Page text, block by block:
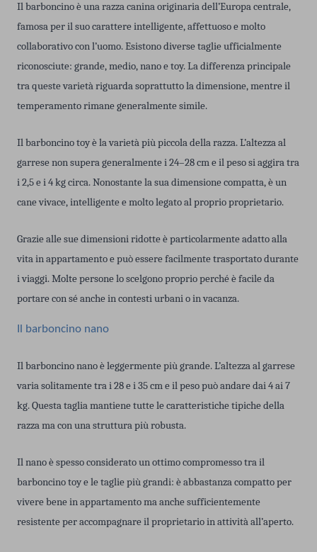
Il barboncino è una razza canina originaria dell’Europa centrale,
famosa per il suo carattere intelligente, affettuoso e molto
collaborativo con l’uomo. Esistono diverse taglie ufficialmente
riconosciute: grande, medio, nano e toy. La differenza principale
tra queste varietà riguarda soprattutto la dimensione, mentre il
temperamento rimane generalmente simile.
Il barboncino toy è la varietà più piccola della razza. L’altezza al
garrese non supera generalmente i 24–28 cm e il peso si aggira tra
i 2,5 e i 4 kg circa. Nonostante la sua dimensione compatta, è un
cane vivace, intelligente e molto legato al proprio proprietario.
Grazie alle sue dimensioni ridotte è particolarmente adatto alla
vita in appartamento e può essere facilmente trasportato durante
i viaggi. Molte persone lo scelgono proprio perché è facile da
portare con sé anche in contesti urbani o in vacanza.
Il barboncino nano
Il barboncino nano è leggermente più grande. L’altezza al garrese
varia solitamente tra i 28 e i 35 cm e il peso può andare dai 4 ai 7
kg. Questa taglia mantiene tutte le caratteristiche tipiche della
razza ma con una struttura più robusta.
Il nano è spesso considerato un ottimo compromesso tra il
barboncino toy e le taglie più grandi: è abbastanza compatto per
vivere bene in appartamento ma anche sufficientemente
resistente per accompagnare il proprietario in attività all’aperto.